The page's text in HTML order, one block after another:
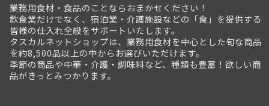
業務用食材・食品のことならおまかせください！
飲食業だけでなく、宿泊業・介護施設などの「食」を提供する
皆様の仕入れ全般をサポートいたします。
タスカルネットショップは、業務用食材を中心とした旬な商品
を約8,500品以上の中からお選びいただけます。
季節の商品や中華・介護・調味料など、種類も豊富！欲しい商
品がきっとみつかります。